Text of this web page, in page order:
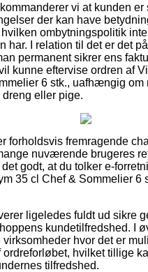
vi at kunden er
der kan have
ombytningspolitik
har. I relation til det er det
permanent sikrer ens
kunne eftervise ordren af
6 stk., uafhængig om
dreng eller pige.
forholdsvis fremragende
nuværende brugeres
godt, at du tolker e-
35 cl Chef & Sommelier 6
ligeledes fuldt ud sikre
kundetilfredshed. I
hvor det er
hvilket tillige
tilfredshed.